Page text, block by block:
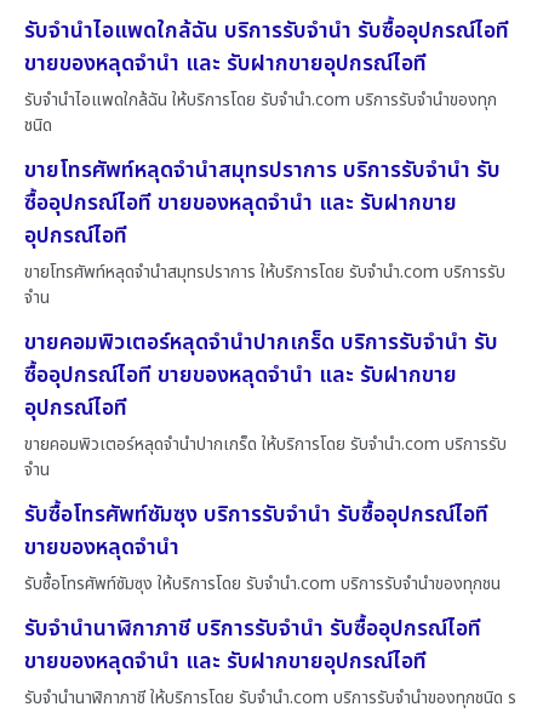
รับจำนำไอแพดใกล้ฉัน บริการรับจำนำ รับซื้ออุปกรณ์ไอที
ขายของหลุดจำนำ และ รับฝากขายอุปกรณ์ไอที
รับจำนำไอแพดใกล้ฉัน ให้บริการโดย รับจํานํา.com บริการรับจำนำของทุก
ชนิด
ขายโทรศัพท์หลุดจำนำสมุทรปราการ บริการรับจำนำ รับ
ซื้ออุปกรณ์ไอที ขายของหลุดจำนำ และ รับฝากขาย
อุปกรณ์ไอที
ขายโทรศัพท์หลุดจำนำสมุทรปราการ ให้บริการโดย รับจํานํา.com บริการรับ
จำน
ขายคอมพิวเตอร์หลุดจำนำปากเกร็ด บริการรับจำนำ รับ
ซื้ออุปกรณ์ไอที ขายของหลุดจำนำ และ รับฝากขาย
อุปกรณ์ไอที
ขายคอมพิวเตอร์หลุดจำนำปากเกร็ด ให้บริการโดย รับจํานํา.com บริการรับ
จำน
รับซื้อโทรศัพท์ซัมซุง บริการรับจำนำ รับซื้ออุปกรณ์ไอที
ขายของหลุดจำนำ
รับซื้อโทรศัพท์ซัมซุง ให้บริการโดย รับจํานํา.com บริการรับจำนำของทุกชน
รับจำนำนาฬิกาภาชี บริการรับจำนำ รับซื้ออุปกรณ์ไอที
ขายของหลุดจำนำ และ รับฝากขายอุปกรณ์ไอที
รับจำนำนาฬิกาภาชี ให้บริการโดย รับจํานํา.com บริการรับจำนำของทุกชนิด ร